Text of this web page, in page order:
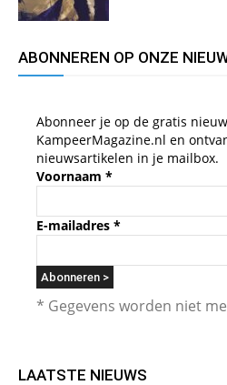
ABONNEREN OP ONZE
Abonneer je op de gratis
KampeerMagazine.nl en
nieuwsartikelen in je mailbox.
Voornaam *
E-mailadres *
* Gegevens worden niet
LAATSTE NIEUWS